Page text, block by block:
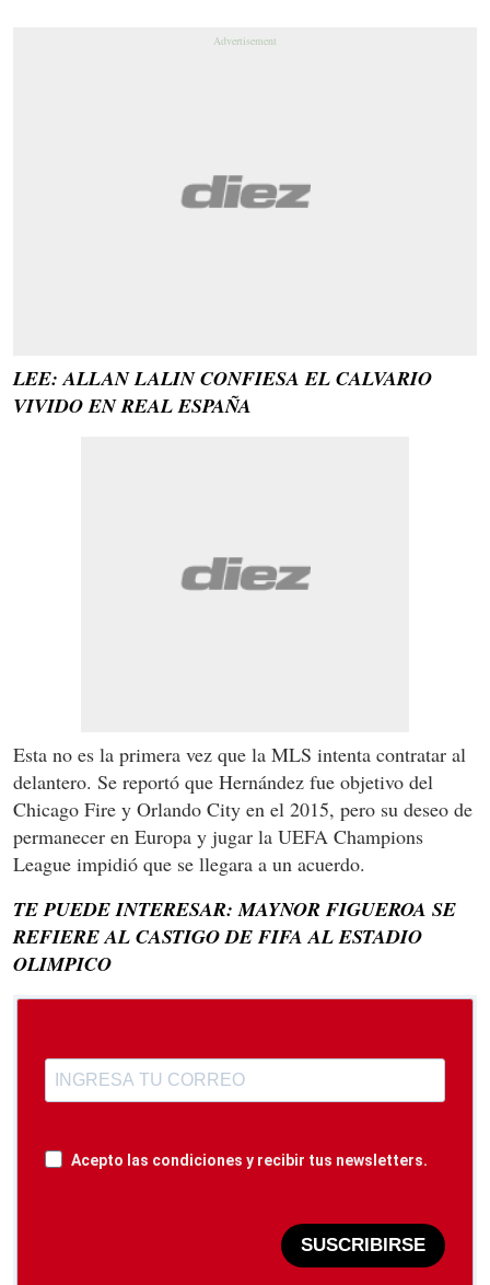
LEE: ALLAN LALIN CONFIESA EL CALVARIO
VIVIDO EN REAL ESPAÑA
Esta no es la primera vez que la MLS intenta contratar al
delantero. Se reportó que Hernández fue objetivo del
Chicago Fire y Orlando City en el 2015, pero su deseo de
permanecer en Europa y jugar la UEFA Champions
League impidió que se llegara a un acuerdo.
TE PUEDE INTERESAR: MAYNOR FIGUEROA SE
REFIERE AL CASTIGO DE FIFA AL ESTADIO
OLIMPICO
Acepto las condiciones y recibir tus newsletters.
SUSCRIBIRSE